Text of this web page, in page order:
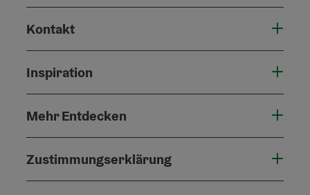
Kontakt
Inspiration
Mehr Entdecken
Zustimmungserklärung